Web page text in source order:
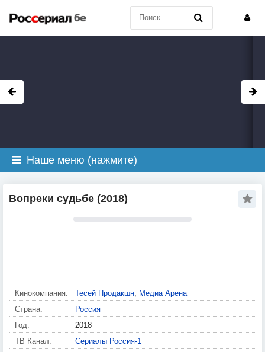
Наше меню (нажмите)
Вопреки судьбе (2018)
Кинокомпания: Тесей Продакшн, Медиа Арена
Страна:
Россия
Год:
2018
ТВ Канал:
Сериалы Россия-1